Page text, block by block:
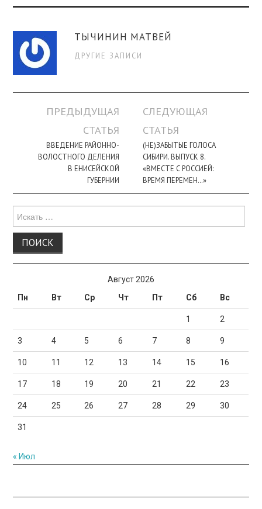
ТЫЧИНИН МАТВЕЙ
ДРУГИЕ ЗАПИСИ
Навигация
записи
ПРЕДЫДУЩАЯ
СТАТЬЯ
ВВЕДЕНИЕ РАЙОННО-
ВОЛОСТНОГО ДЕЛЕНИЯ
В ЕНИСЕЙСКОЙ
ГУБЕРНИИ
СЛЕДУЮЩАЯ
СТАТЬЯ
(НЕ)ЗАБЫТЫЕ ГОЛОСА
СИБИРИ. ВЫПУСК 8.
«ВМЕСТЕ С РОССИЕЙ:
ВРЕМЯ ПЕРЕМЕН…»
для:
Август 2026
Пн
Вт Ср Чт Пт Сб Вс
1 2
3 4 5 6 7 8 9
10 11 12 13 14 15 16
17 18 19 20 21 22 23
24 25 26 27 28 29 30
31
« Июл